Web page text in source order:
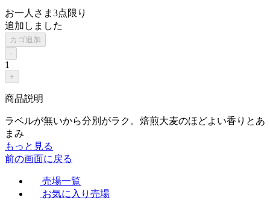
お一人さま 3点限り
追加しました
カゴ追加
-
1
+
商品説明
ラベルが無いから分別がラク。焙煎大麦のほどよい香りとあ
まみ
もっと見る
前の画面に戻る
売場一覧
お気に入り売場